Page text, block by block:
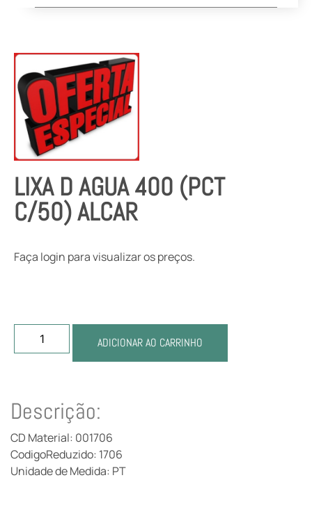
LIXA D AGUA 400 (PCT
C/50) ALCAR
Faça login para visualizar os preços.
ADICIONAR AO CARRINHO
Descrição:
CD Material: 001706
CodigoReduzido: 1706
Unidade de Medida: PT